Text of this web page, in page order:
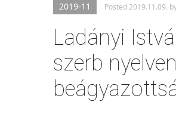
2019-11 Posted2019.11.09.
Ladányi
szerb